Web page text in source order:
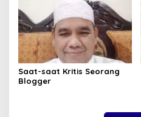
Saat-saat Kritis Seorang
Blogger